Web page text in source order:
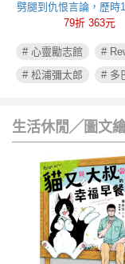
劈腿到仇恨言論，歷時
球超過250萬筆研究數據
79折 363元
# 心靈勵志館 #
# 松浦彌太郎
# 多
生活休閒╱圖文